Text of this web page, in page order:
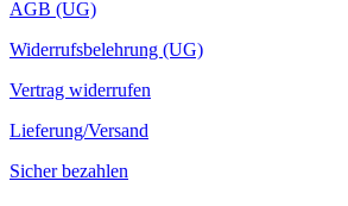
AGB (UG)
Widerrufsbelehrung (UG)
Vertrag widerrufen
Lieferung/Versand
Sicher bezahlen